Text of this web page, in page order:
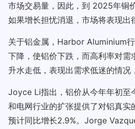
市场交易量，因此，到 2025年铜
如果增长担忧消退，市场将表现
关于铝金属，Harbor Aluminium
下降，使铝价下跌，而高利率对
升水走低，表现出需求低迷的情
Joyce Li指出，铝价从今年年初至
和电网行业的扩张提供了对铝真实
预计同比增长2.9%。Jorge